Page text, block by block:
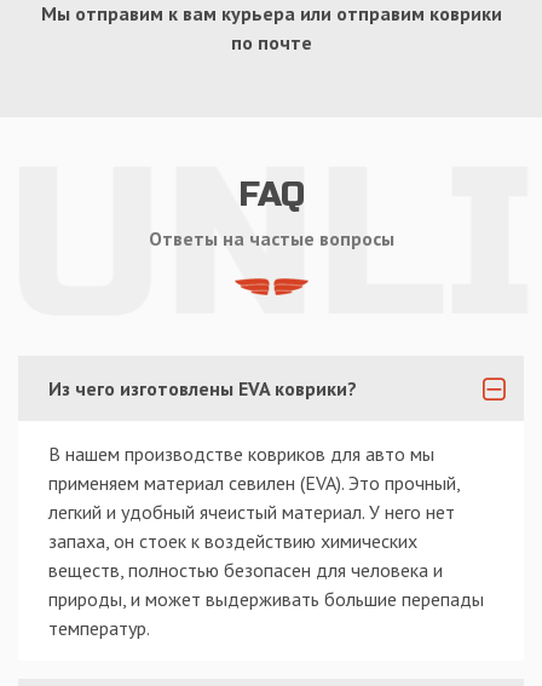
Мы отправим к вам курьера или отправим коврики
по почте
FAQ
Ответы на частые вопросы
Из чего изготовлены EVA коврики?
В нашем производстве ковриков для авто мы
применяем материал севилен (EVA). Это прочный,
легкий и удобный ячеистый материал. У него нет
запаха, он стоек к воздействию химических
веществ, полностью безопасен для человека и
природы, и может выдерживать большие перепады
температур.